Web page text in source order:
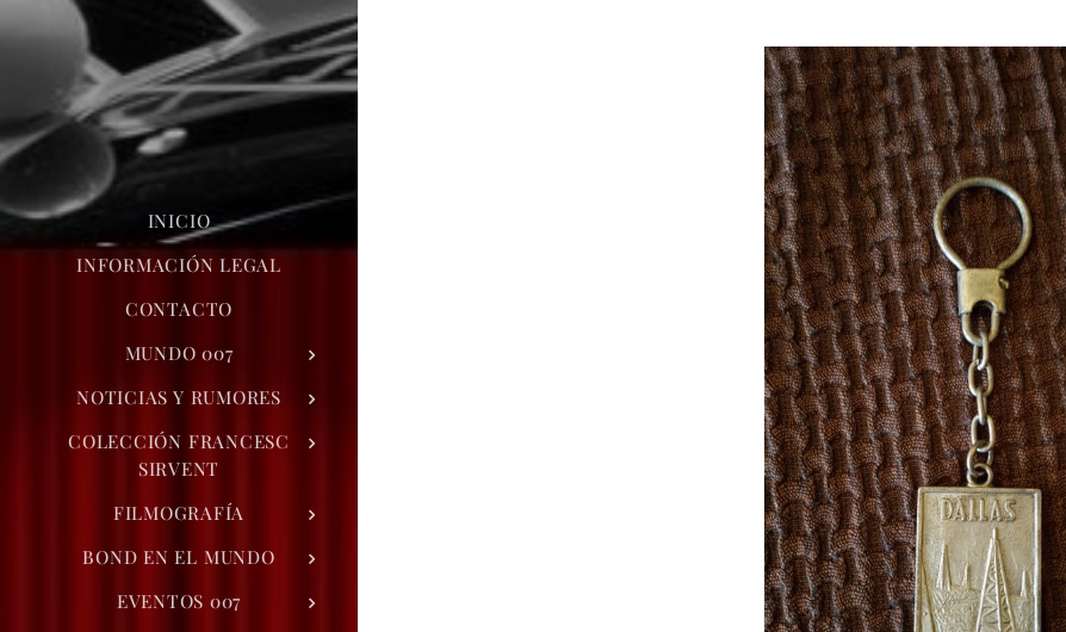
INICIO
INFORMACIÓN LEGAL
CONTACTO
MUNDO 007
NOTICIAS Y RUMORES
COLECCIÓN FRANCESC
SIRVENT
FILMOGRAFÍA
BOND EN EL MUNDO
EVENTOS 007